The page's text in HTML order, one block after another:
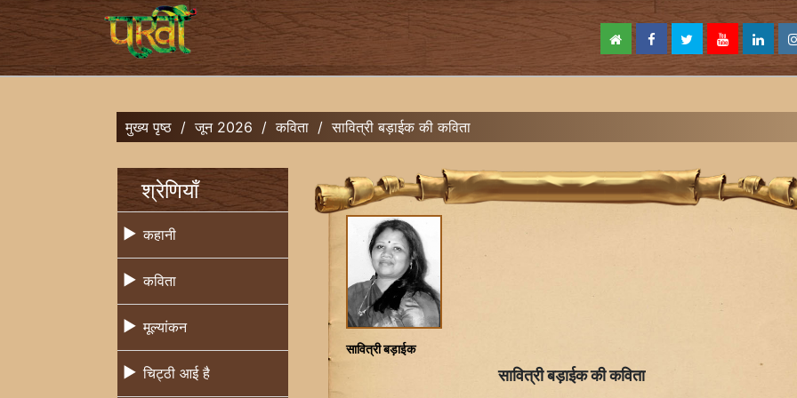
मुख्य पृष्ठ / जून 2026 / कविता / सावित्री बड़ाईक की कविता
श्रेणियाँ
कहानी
कविता
मूल्यांकन
चिट्ठी आई है
सावित्री बड़ाईक
सावित्री बड़ाईक की कविता